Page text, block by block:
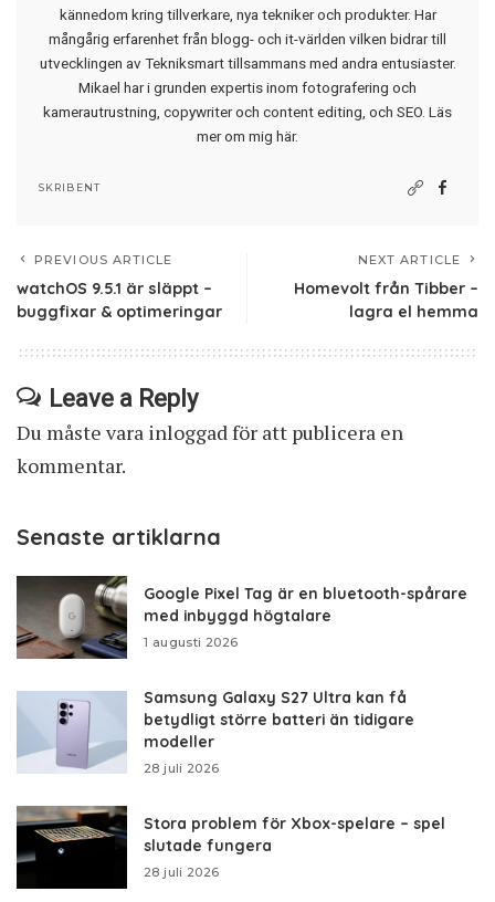
kännedom kring tillverkare, nya tekniker och produkter. Har
mångårig erfarenhet från blogg- och it-världen vilken bidrar till
utvecklingen av Tekniksmart tillsammans med andra entusiaster.
Mikael har i grunden expertis inom fotografering och
kamerautrustning, copywriter och content editing, och SEO. Läs
mer om mig här.
SKRIBENT
PREVIOUS ARTICLE
watchOS 9.5.1 är släppt –
buggfixar & optimeringar
NEXT ARTICLE
Homevolt från Tibber –
lagra el hemma
Leave a Reply
Du måste vara inloggad för att publicera en
kommentar.
Senaste artiklarna
Google Pixel Tag är en bluetooth-spårare
med inbyggd högtalare
1 augusti 2026
Samsung Galaxy S27 Ultra kan få
betydligt större batteri än tidigare
modeller
28 juli 2026
Stora problem för Xbox-spelare – spel
slutade fungera
28 juli 2026